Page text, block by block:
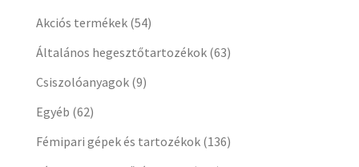
Akciós termékek (54)
Általános hegesztőtartozékok (63)
Csiszolóanyagok (9)
Egyéb (62)
Fémipari gépek és tartozékok (136)